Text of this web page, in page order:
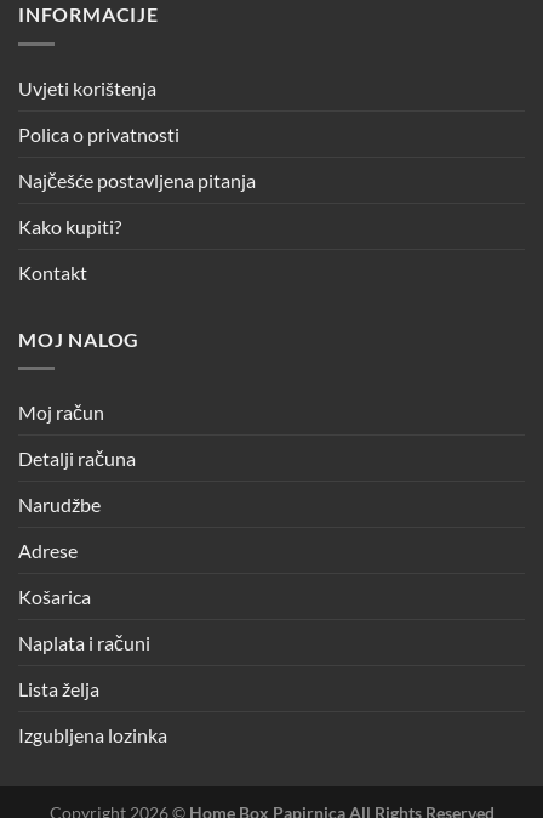
INFORMACIJE
Uvjeti korištenja
Polica o privatnosti
Najčešće postavljena pitanja
Kako kupiti?
Kontakt
MOJ NALOG
Moj račun
Detalji računa
Narudžbe
Adrese
Košarica
Naplata i računi
Lista želja
Izgubljena lozinka
Copyright 2026 © Home Box Papirnica All Rights Reserved